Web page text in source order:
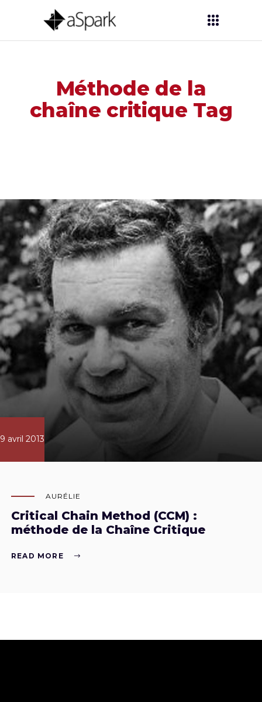
Méthode de la
chaîne critique Tag
9 avril 2013
AURÉLIE
Critical Chain Method (CCM) :
méthode de la Chaîne Critique
READ MORE